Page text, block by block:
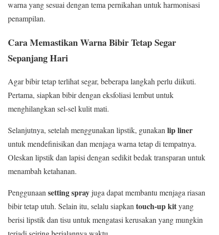
warna yang sesuai dengan tema pernikahan untuk harmonisasi
penampilan.
Cara Memastikan Warna Bibir Tetap Segar
Sepanjang Hari
Agar bibir tetap terlihat segar, beberapa langkah perlu diikuti.
Pertama, siapkan bibir dengan eksfoliasi lembut untuk
menghilangkan sel-sel kulit mati.
Selanjutnya, setelah menggunakan lipstik, gunakanlip liner
untuk mendefinisikan dan menjaga warna tetap di tempatnya.
Oleskan lipstik dan lapisi dengan sedikit bedak transparan untuk
menambah ketahanan.
Penggunaansetting sprayjuga dapat membantu menjaga riasan
bibir tetap utuh. Selain itu, selalu siapkantouch-up kityang
berisi lipstik dan tisu untuk mengatasi kerusakan yang mungkin